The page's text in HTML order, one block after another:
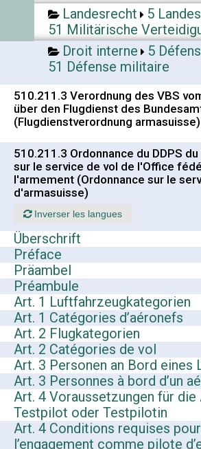
Landesrecht
5
51 Militärische
Droit interne
5
51 Défense militaire
510.211.3 Verordnung des VBS
über den Flugdienst des
(Flugdienstverordnung armasuisse)
510.211.3 Ordonnance du DDPS
sur le service de vol de l'Office
l'armement (Ordonnance sur le
d'armasuisse)
Inverser les langues
Überschrift
Préface
Präambel
Préambule
Art. 1 Luftfahrzeugkategorien
Art. 1 Catégories d’aéronefs
Art. 2 Flugkategorien
Art. 2 Catégories de vol
Art. 3 Personen an Bord eines
Art. 3 Personnes à bord d’un
Art. 4 Voraussetzungen für die
Testpilot oder Testpilotin
Art. 4 Conditions requises pour
l’engagement comme pilote